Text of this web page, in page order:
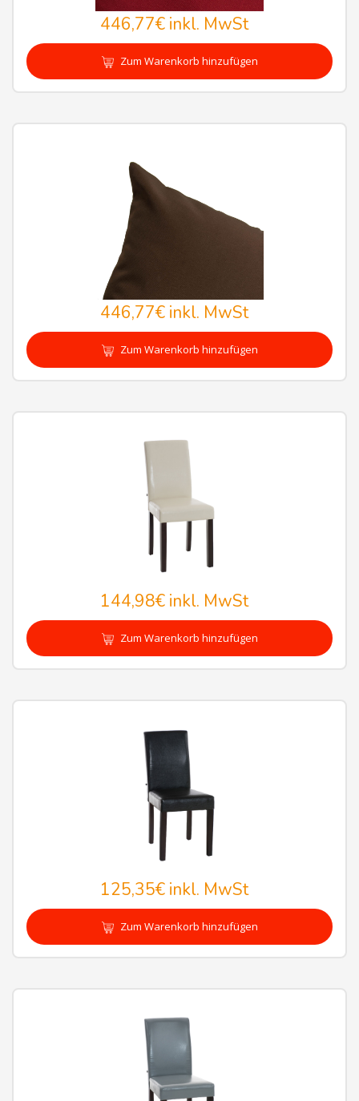
446,77€inkl. MwSt
Zum Warenkorb hinzufügen
446,77€inkl. MwSt
Zum Warenkorb hinzufügen
144,98€inkl. MwSt
Zum Warenkorb hinzufügen
125,35€inkl. MwSt
Zum Warenkorb hinzufügen